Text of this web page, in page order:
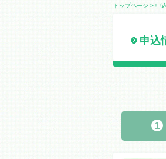
トップページ > 申
申込
1